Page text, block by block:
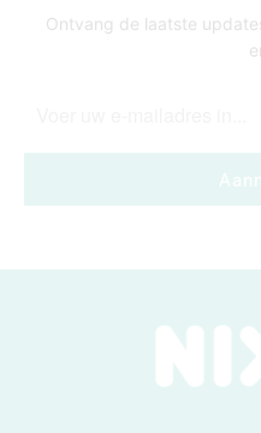
Ontvang de laatste